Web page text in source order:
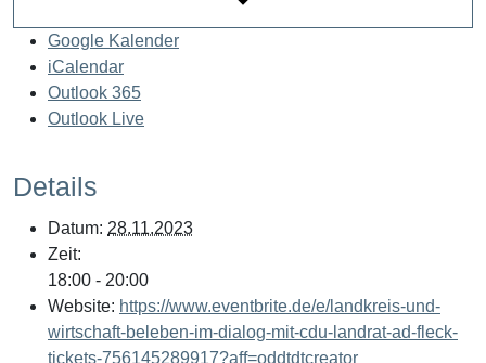
Google Kalender
iCalendar
Outlook 365
Outlook Live
Details
Datum: 28.11.2023
Zeit:
18:00 - 20:00
Website: https://www.eventbrite.de/e/landkreis-und-
wirtschaft-beleben-im-dialog-mit-cdu-landrat-ad-fleck-
tickets-756145289917?aff=oddtdtcreator